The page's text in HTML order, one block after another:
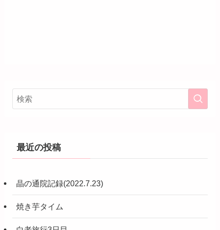
最近の投稿
晶の通院記録(2022.7.23)
焼き芋タイム